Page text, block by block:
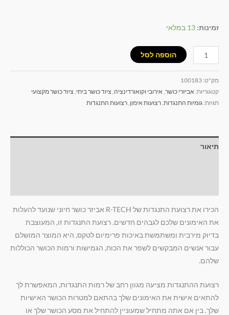
זמינות: 13 במלאי
הוספה לסל
מק"ט: 100183
קטגוריות: אביזרי כושר אירובי וקואורדינציה ציוד כושר ביתי ציוד כושר מקצועי
תגיות: גומיות התנגדות רצועות אימון רצועות התנגדות
תיאור
הכירו את רצועת התנגדות של R-TECH אביזר כושר חיוני שנועד להעלות
את האימונים שלכם לגבהים חדשים. רצועת התנגדות זו, המעוצבת
בדיוק מירבית ומשתמשת באיכות פרימיום לטקס, היא המוצר המושלם
עבור אנשים המבקשים לשפר את הכוח, הגמישות ורמות הכושר הכוללות
שלהם.
רצועת ההתנגדות מציעה מגוון רחב של רמות התנגדות, המאפשרת לך
להתאים אישית את האימונים שלך בהתאם למטרות הכושר האישיות
שלך. בין אם אתה מתחיל שמעוניין להתחיל את מסע הכושר שלך או